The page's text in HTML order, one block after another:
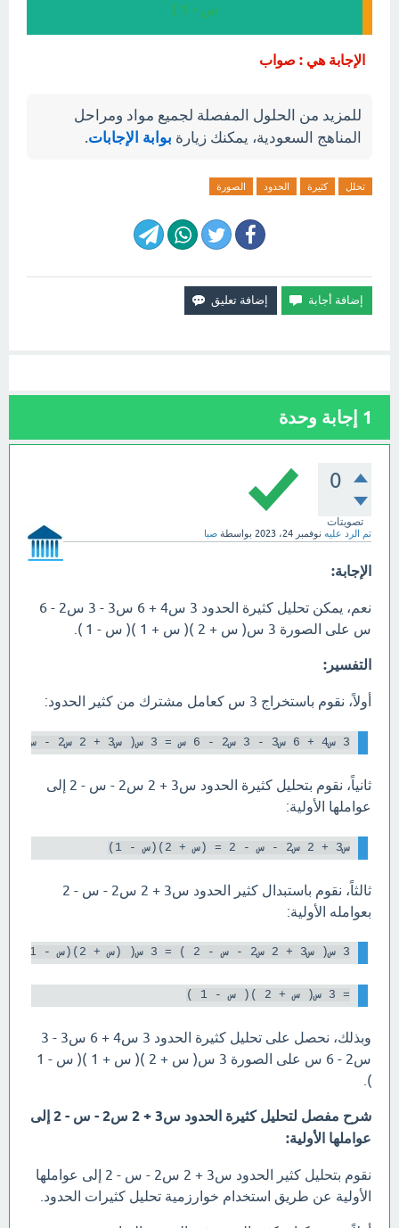
س - 1 )
الإجابة هي : صواب
للمزيد من الحلول المفصلة لجميع مواد ومراحل
المناهج السعودية، يمكنك زيارة بوابة الإجابات.
تحلل كثيرة الحدود الصورة
1 إجابة وحدة
0
تصويتات
تم الرد عليه نوفمبر 24، 2023 بواسطة صبا
الإجابة:
نعم، يمكن تحليل كثيرة الحدود 3 س4 + 6 س3 - 3 س2 - 6
س على الصورة 3 س( س + 2 )( س + 1 )( س - 1 ).
التفسير:
أولاً، نقوم باستخراج 3 س كعامل مشترك من كثير الحدود:
3 س4 + 6 س3 - 3 س2 - 6 س = 3 س( س3 + 2 س2 - س - 2 )
ثانياً، نقوم بتحليل كثيرة الحدود س3 + 2 س2 - س - 2 إلى
عواملها الأولية:
س3 + 2 س2 - س - 2 = (س + 2)(س - 1)
ثالثاً، نقوم باستبدال كثير الحدود س3 + 2 س2 - س - 2
بعوامله الأولية:
3 س( س3 + 2 س2 - س - 2 ) = 3 س( (س + 2)(س - 1) )
= 3 س( س + 2 )( س - 1 )
وبذلك، نحصل على تحليل كثيرة الحدود 3 س4 + 6 س3 - 3
س2 - 6 س على الصورة 3 س( س + 2 )( س + 1 )( س - 1
).
شرح مفصل لتحليل كثيرة الحدود س3 + 2 س2 - س - 2 إلى
عواملها الأولية:
نقوم بتحليل كثير الحدود س3 + 2 س2 - س - 2 إلى عواملها
الأولية عن طريق استخدام خوارزمية تحليل كثيرات الحدود.